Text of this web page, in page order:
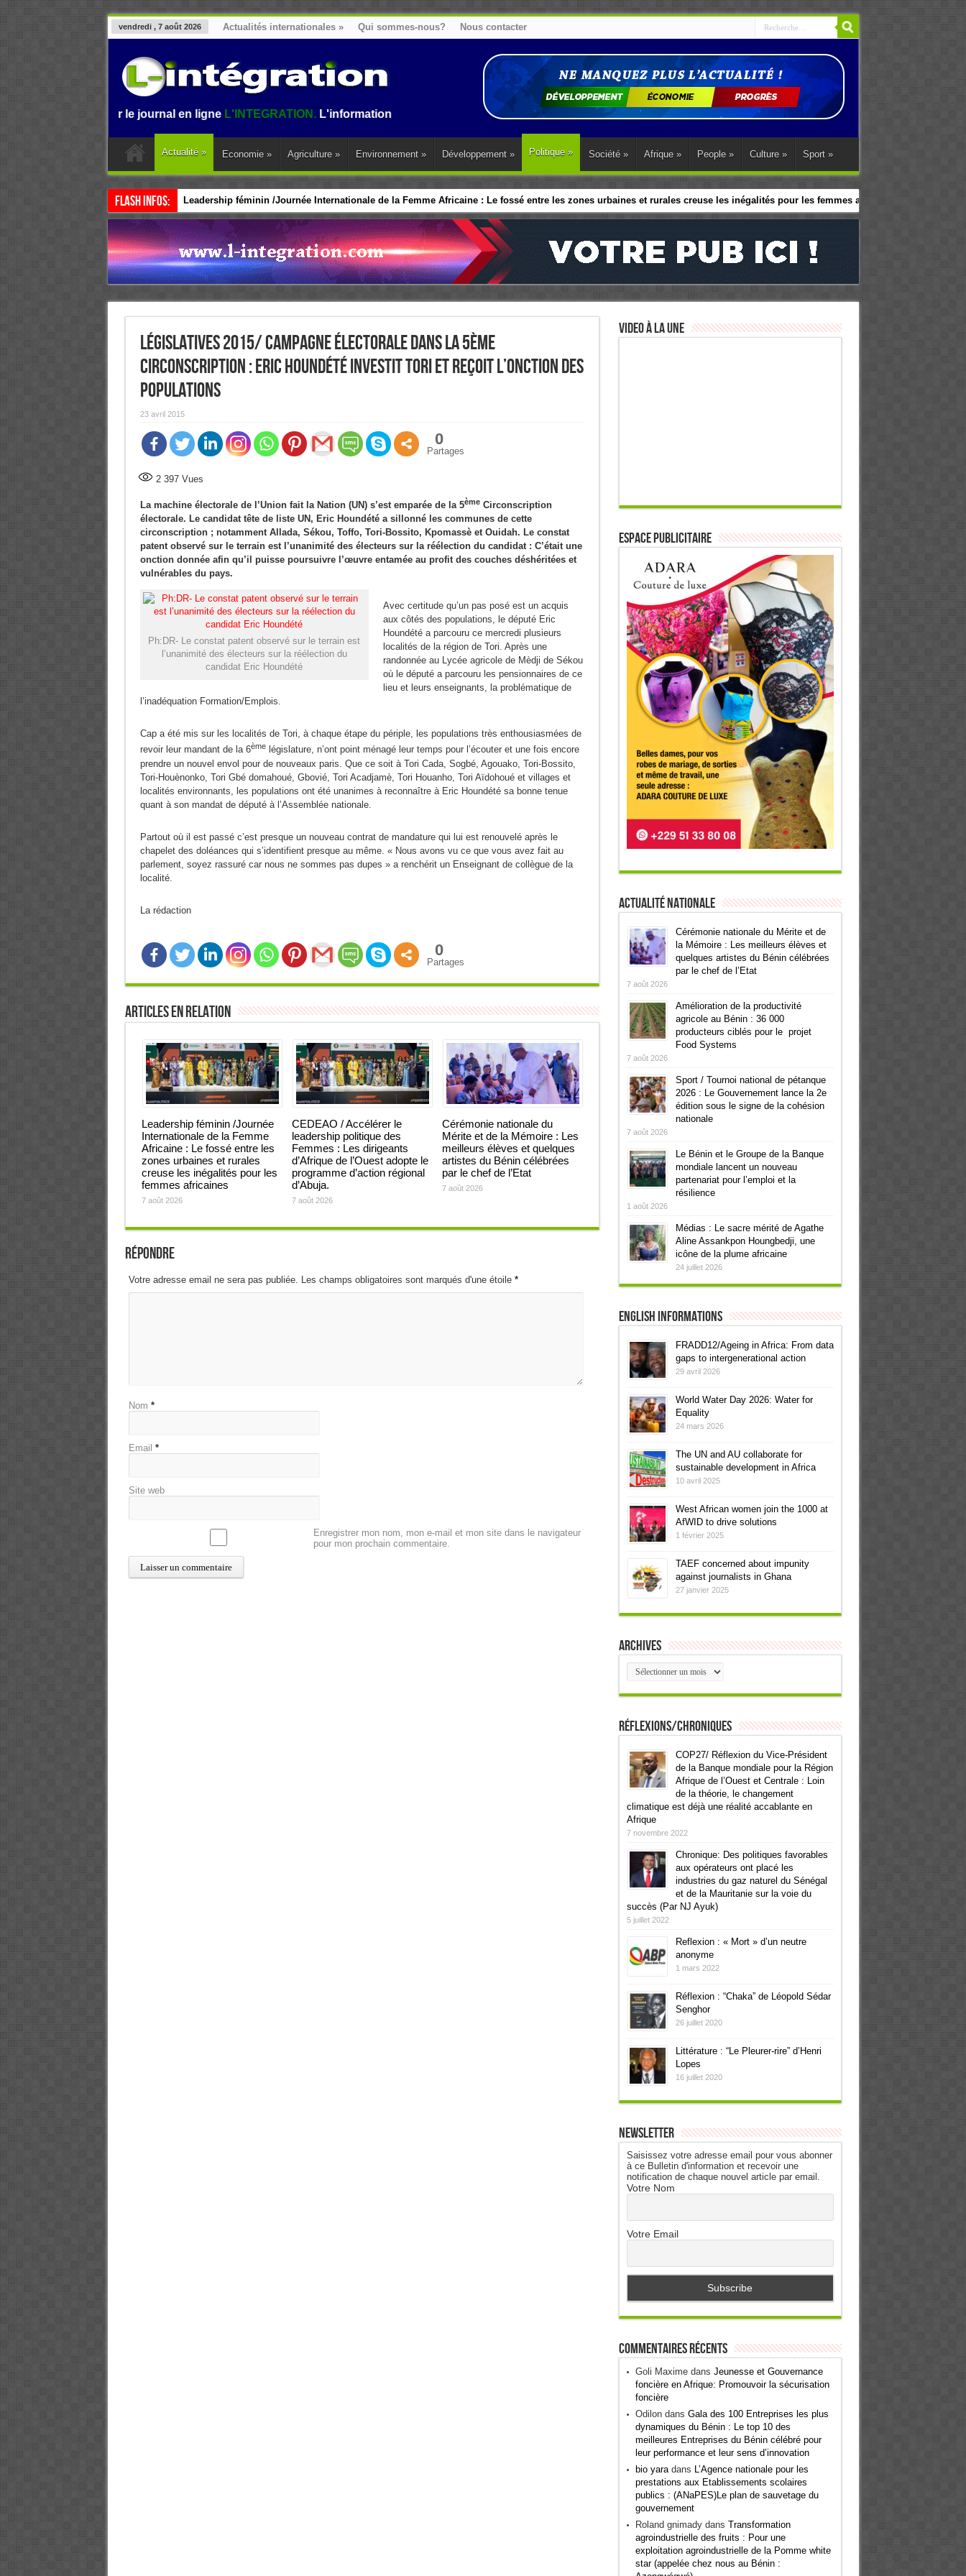
vendredi , 7 août 2026 Actualités internationales » Qui sommes-nous? Nous contacter
sur le journal en ligneL'INTEGRATION.L'information au Benin, en Afrique et dans le monde.
Actualité » Economie » Agriculture » Environnement » Développement » Politique » Société » Afrique » People » Culture » Sport »
Flash Infos: Leadership féminin /Journée Internationale de la Femme Africaine : Le fossé entre les zones urbaines et rurales creuse les inégalités pour les femmes africaines
Législatives 2015/ Campagne électorale dans la 5ème
Circonscription : Eric Houndété investit Tori et reçoit l’onction des
populations
23 avril 2015
0
Partages
2 397Vues
La machine électorale de l’Union fait la Nation (UN) s’est emparée de la 5èmeCirconscription
électorale. Le candidat tête de liste UN, Eric Houndété a sillonné les communes de cette
circonscription ; notamment Allada, Sékou, Toffo, Tori-Bossito, Kpomassè et Ouidah. Le constat
patent observé sur le terrain est l’unanimité des électeurs sur la réélection du candidat : C’était une
onction donnée afin qu’il puisse poursuivre l’œuvre entamée au profit des couches déshéritées et
vulnérables du pays.
Ph:DR- Le constat patent observé sur le terrain est
l’unanimité des électeurs sur la réélection du
candidat Eric Houndété
Avec certitude qu’un pas posé est un acquis
aux côtés des populations, le député Eric
Houndété a parcouru ce mercredi plusieurs
localités de la région de Tori. Après une
randonnée au Lycée agricole de Mèdji de Sékou
où le député a parcouru les pensionnaires de ce
lieu et leurs enseignants, la problématique de
l’inadéquation Formation/Emplois.
Cap a été mis sur les localités de Tori, à chaque étape du périple, les populations très enthousiasmées de
revoir leur mandant de la 6èmelégislature, n’ont point ménagé leur temps pour l’écouter et une fois encore
prendre un nouvel envol pour de nouveaux paris. Que ce soit à Tori Cada, Sogbé, Agouako, Tori-Bossito,
Tori-Houènonko, Tori Gbé domahoué, Gbovié, Tori Acadjamè, Tori Houanho, Tori Aïdohoué et villages et
localités environnants, les populations ont été unanimes à reconnaître à Eric Houndété sa bonne tenue
quant à son mandat de député à l’Assemblée nationale.
Partout où il est passé c’est presque un nouveau contrat de mandature qui lui est renouvelé après le
chapelet des doléances qui s’identifient presque au même. « Nous avons vu ce que vous avez fait au
parlement, soyez rassuré car nous ne sommes pas dupes » a renchérit un Enseignant de collègue de la
localité.
La rédaction
0
Partages
Articles en relation
Leadership féminin /Journée
Internationale de la Femme
Africaine : Le fossé entre les
zones urbaines et rurales
creuse les inégalités pour les
femmes africaines
7 août 2026
CEDEAO / Accélérer le
leadership politique des
Femmes : Les dirigeants
d’Afrique de l’Ouest adopte le
programme d’action régional
d’Abuja.
7 août 2026
Cérémonie nationale du
Mérite et de la Mémoire : Les
meilleurs élèves et quelques
artistes du Bénin célébrées
par le chef de l’Etat
7 août 2026
Répondre
Votre adresse email ne sera pas publiée. Les champs obligatoires sont marqués d'une étoile *
Nom *
Email *
Site web
Enregistrer mon nom, mon e-mail et mon site dans le navigateur
pour mon prochain commentaire.
Video à la Une
ESPACE PUBLICITAIRE
Actualité Nationale
Cérémonie nationale du Mérite et de
la Mémoire : Les meilleurs élèves et
quelques artistes du Bénin célébrées
par le chef de l’Etat
7 août 2026
Amélioration de la productivité
agricole au Bénin : 36 000
producteurs ciblés pour le projet
Food Systems
7 août 2026
Sport / Tournoi national de pétanque
2026 : Le Gouvernement lance la 2e
édition sous le signe de la cohésion
nationale
7 août 2026
Le Bénin et le Groupe de la Banque
mondiale lancent un nouveau
partenariat pour l’emploi et la
résilience
1 août 2026
Médias : Le sacre mérité de Agathe
Aline Assankpon Houngbedji, une
icône de la plume africaine
24 juillet 2026
English informations
FRADD12/Ageing in Africa: From data
gaps to intergenerational action
29 avril 2026
World Water Day 2026: Water for
Equality
24 mars 2026
The UN and AU collaborate for
sustainable development in Africa
10 avril 2025
West African women join the 1000 at
AfWID to drive solutions
1 février 2025
TAEF concerned about impunity
against journalists in Ghana
27 janvier 2025
Archives
Archives
Réflexions/Chroniques
COP27/ Réflexion du Vice-Président
de la Banque mondiale pour la Région
Afrique de l’Ouest et Centrale : Loin
de la théorie, le changement
climatique est déjà une réalité accablante en
Afrique
7 novembre 2022
Chronique: Des politiques favorables
aux opérateurs ont placé les
industries du gaz naturel du Sénégal
et de la Mauritanie sur la voie du
succès (Par NJ Ayuk)
5 juillet 2022
Reflexion : « Mort » d’un neutre
anonyme
1 mars 2022
Réflexion : “Chaka” de Léopold Sédar
Senghor
26 juillet 2020
Littérature : “Le Pleurer-rire” d’Henri
Lopes
16 juillet 2020
Newsletter
Saisissez votre adresse email pour vous abonner
à ce Bulletin d'information et recevoir une
notification de chaque nouvel article par email.
Votre Nom
Votre Email
Commentaires récents
Goli Maximedans Jeunesse et Gouvernance
foncière en Afrique: Promouvoir la sécurisation
foncière
Odilondans Gala des 100 Entreprises les plus
dynamiques du Bénin : Le top 10 des
meilleures Entreprises du Bénin célébré pour
leur performance et leur sens d’innovation
bio yaradans L’Agence nationale pour les
prestations aux Etablissements scolaires
publics : (ANaPES)Le plan de sauvetage du
gouvernement
Roland gnimadydans Transformation
agroindustrielle des fruits : Pour une
exploitation agroindustrielle de la Pomme white
star (appelée chez nous au Bénin :